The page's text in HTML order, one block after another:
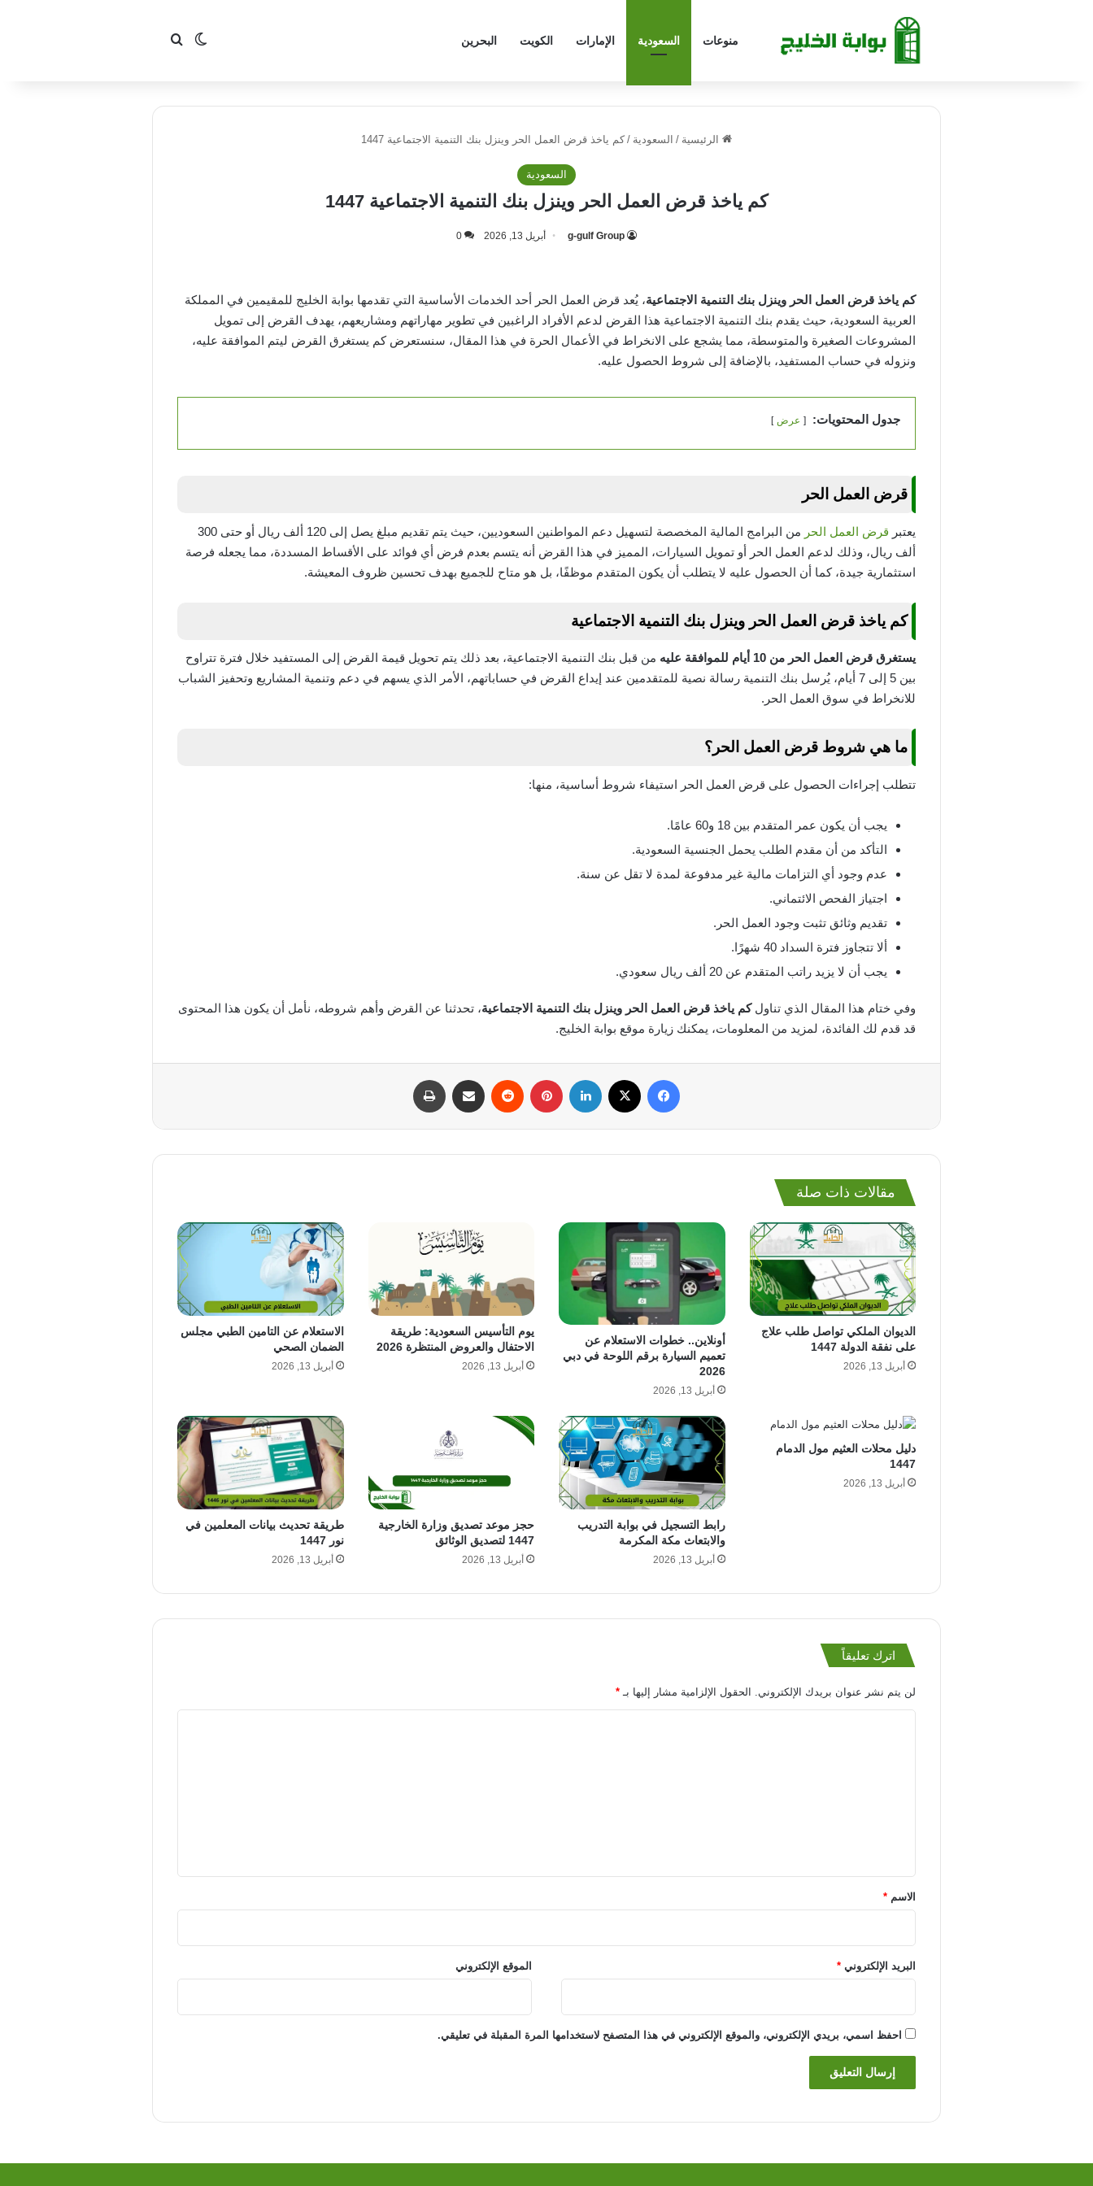
منوعات السعودية الإمارات الكويت البحرين الوضع المظلم
بحث عن
الرئيسية / السعودية / كم ياخذ قرض العمل الحر وينزل بنك التنمية الاجتماعية 1447
السعودية
كم ياخذ قرض العمل الحر وينزل بنك التنمية الاجتماعية 1447
g-gulf Group أبريل 13, 2026 0
كم ياخذ قرض العمل الحر وينزل بنك التنمية الاجتماعية، يُعد قرض العمل الحر أحد الخدمات الأساسية التي تقدمها بوابة الخليج للمقيمين في المملكة
العربية السعودية، حيث يقدم بنك التنمية الاجتماعية هذا القرض لدعم الأفراد الراغبين في تطوير مهاراتهم ومشاريعهم، يهدف القرض إلى تمويل
المشروعات الصغيرة والمتوسطة، مما يشجع على الانخراط في الأعمال الحرة في هذا المقال، سنستعرض كم يستغرق القرض ليتم الموافقة عليه،
ونزوله في حساب المستفيد، بالإضافة إلى شروط الحصول عليه.
جدول المحتويات: عرض
قرض العمل الحر
يعتبر قرض العمل الحر
من البرامج المالية المخصصة لتسهيل دعم المواطنين السعوديين، حيث يتم تقديم مبلغ يصل إلى 120 ألف ريال أو حتى 300
ألف ريال، وذلك لدعم العمل الحر أو تمويل السيارات، المميز في هذا القرض أنه يتسم بعدم فرض أي فوائد على الأقساط المسددة، مما يجعله فرصة
استثمارية جيدة، كما أن الحصول عليه لا يتطلب أن يكون المتقدم موظفًا، بل هو متاح للجميع بهدف تحسين ظروف المعيشة.
كم ياخذ قرض العمل الحر وينزل بنك التنمية الاجتماعية
يستغرق قرض العمل الحر من 10 أيام للموافقة عليه
من قبل بنك التنمية الاجتماعية، بعد ذلك يتم تحويل قيمة القرض إلى المستفيد خلال فترة تتراوح
بين 5 إلى 7 أيام، يُرسل بنك التنمية رسالة نصية للمتقدمين عند إيداع القرض في حساباتهم، الأمر الذي يسهم في دعم وتنمية المشاريع وتحفيز الشباب
للانخراط في سوق العمل الحر.
ما هي شروط قرض العمل الحر؟
تتطلب إجراءات الحصول على قرض العمل الحر استيفاء شروط أساسية، منها:
يجب أن يكون عمر المتقدم بين 18 و60 عامًا.
التأكد من أن مقدم الطلب يحمل الجنسية السعودية.
عدم وجود أي التزامات مالية غير مدفوعة لمدة لا تقل عن سنة.
اجتياز الفحص الائتماني.
تقديم وثائق تثبت وجود العمل الحر.
ألا تتجاوز فترة السداد 40 شهرًا.
يجب أن لا يزيد راتب المتقدم عن 20 ألف ريال سعودي.
وفي ختام هذا المقال الذي تناولكم ياخذ قرض العمل الحر وينزل بنك التنمية الاجتماعية، تحدثنا عن القرض وأهم شروطه، نأمل أن يكون هذا المحتوى
قد قدم لك الفائدة، لمزيد من المعلومات، يمكنك زيارة موقع بوابة الخليج.
فيسبوك لينكدإن بينتيريست مشاركة عبر البريد
مقالات ذات صلة
الديوان الملكي تواصل طلب علاج
على نفقة الدولة 1447
أبريل 13, 2026
أونلاين.. خطوات الاستعلام عن
تعميم السيارة برقم اللوحة في دبي
2026
أبريل 13, 2026
يوم التأسيس السعودية: طريقة
الاحتفال والعروض المنتظرة 2026
أبريل 13, 2026
الاستعلام عن التامين الطبي مجلس
الضمان الصحي
أبريل 13, 2026
دليل محلات العثيم مول الدمام
1447
أبريل 13, 2026
رابط التسجيل في بوابة التدريب
والابتعاث مكة المكرمة
أبريل 13, 2026
حجز موعد تصديق وزارة الخارجية
1447 لتصديق الوثائق
أبريل 13, 2026
طريقة تحديث بيانات المعلمين في
نور 1447
أبريل 13, 2026
اترك تعليقاً
لن يتم نشر عنوان بريدك الإلكتروني. الحقول الإلزامية مشار إليها بـ *
*الاسم *
البريد الإلكتروني * الموقع الإلكتروني
احفظ اسمي، بريدي الإلكتروني، والموقع الإلكتروني في هذا المتصفح لاستخدامها المرة المقبلة في تعليقي.